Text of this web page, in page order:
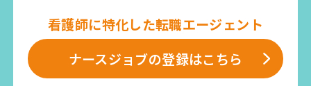
看護師に特化した転職エージェント
ナースジョブの登録はこちら